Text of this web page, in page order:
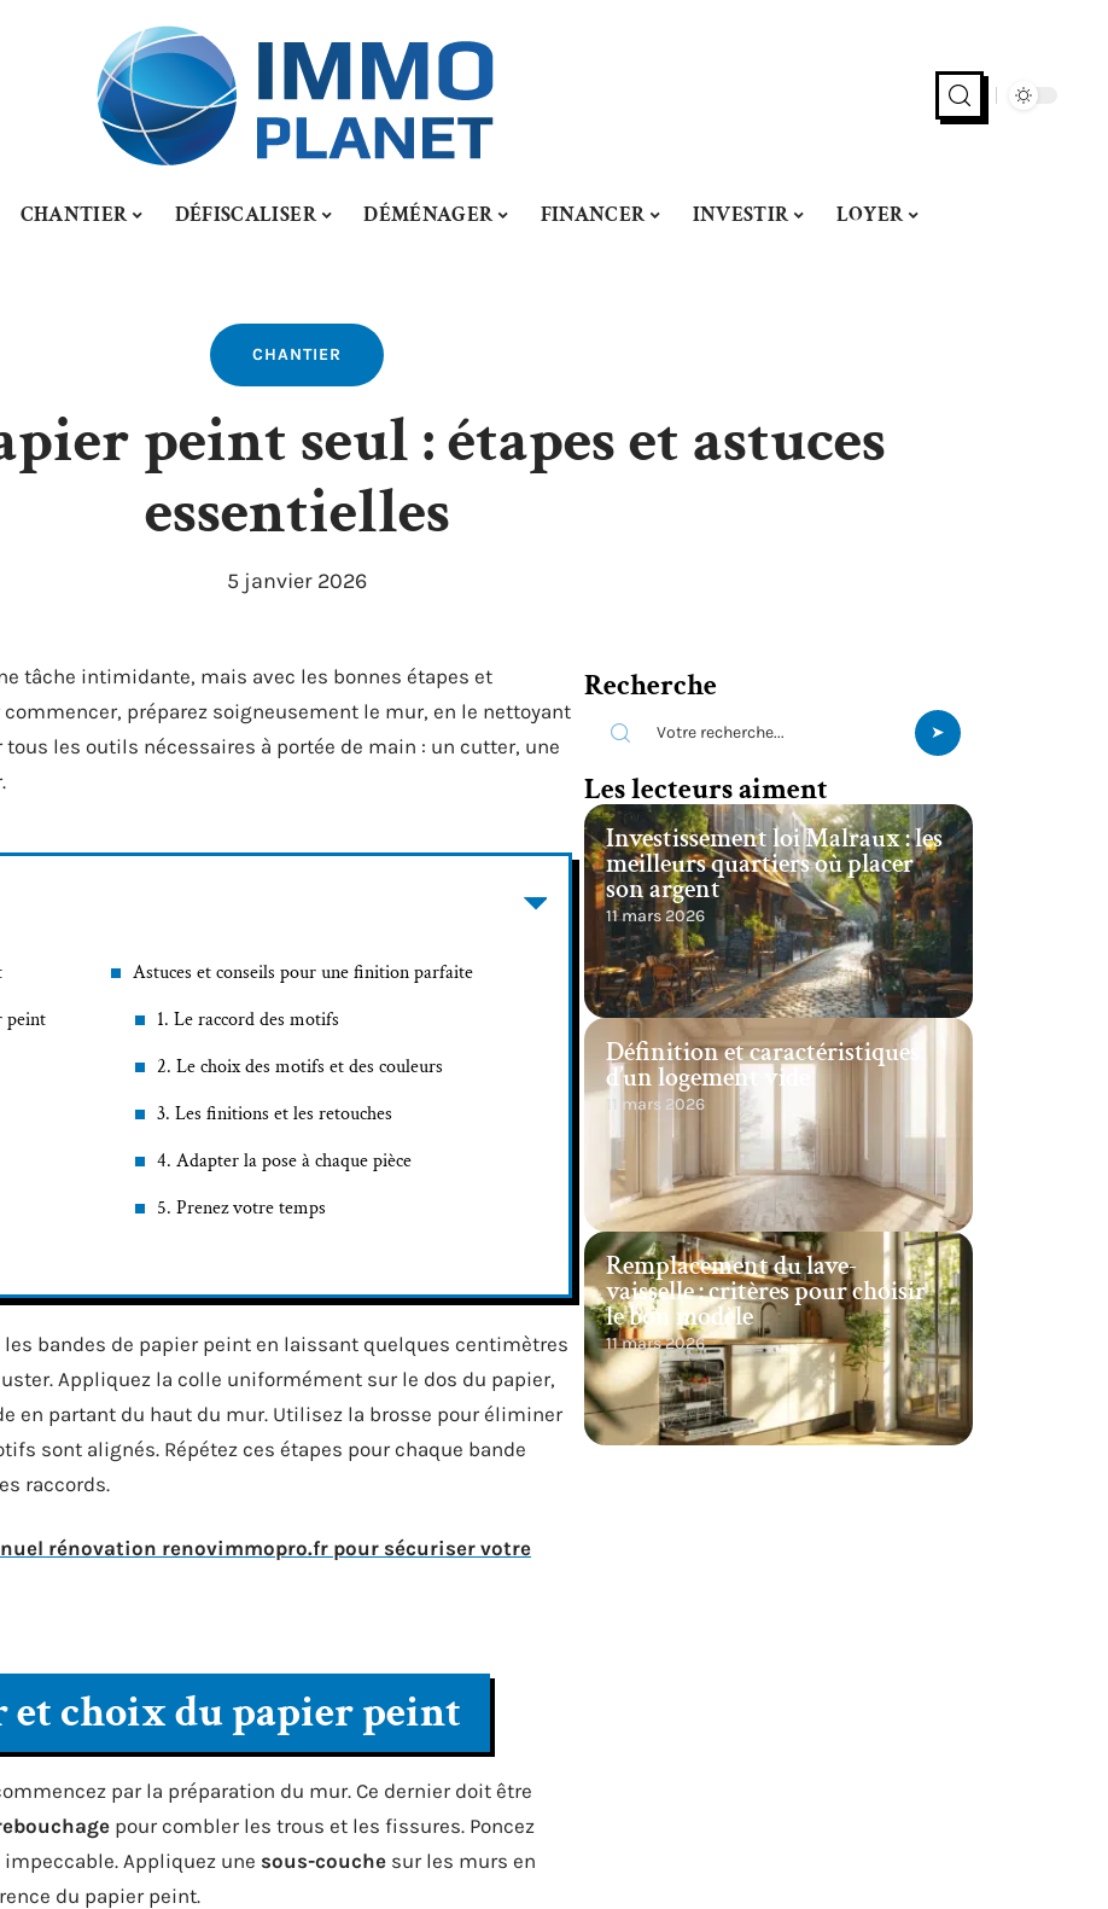
CHANTIER DÉFISCALISER DÉMÉNAGER FINANCER INVESTIR LOYER
CHANTIER
peint seul : étapes et astuces
essentielles
5 janvier 2026
tâche intimidante, mais avec les bonnes étapes et
préparez soigneusement le mur, en le nettoyant
les outils nécessaires à portée de main : un cutter, une
peint
Astuces et conseils pour une finition parfaite
1. Le raccord des motifs
2. Le choix des motifs et des couleurs
3. Les finitions et les retouches
4. Adapter la pose à chaque pièce
5. Prenez votre temps
bandes de papier peint en laissant quelques centimètres
Appliquez la colle uniformément sur le dos du papier,
en partant du haut du mur. Utilisez la brosse pour éliminer
sont alignés. Répétez ces étapes pour chaque bande
raccords.
rénovation renovimmopro.fr pour sécuriser votre
choix du papier peint
par la préparation du mur. Ce dernier doit être
pour combler les trous et les fissures. Poncez
Appliquez une sous-couche sur les murs en
du papier peint.
Recherche
Les lecteurs aiment
Investissement loi Malraux : les
meilleurs quartiers où placer
son argent
11 mars 2026
Définition et caractéristiques
d’un logement vide
11 mars 2026
Remplacement du lave-
vaisselle : critères pour choisir
le bon modèle
11 mars 2026